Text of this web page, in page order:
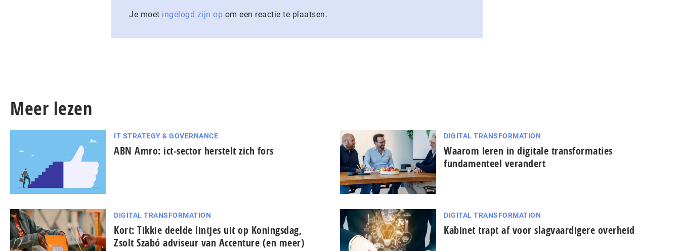
Je moet ingelogd zijn op om een reactie te plaatsen.
Meer lezen
IT STRATEGY & GOVERNANCE
ABN Amro: ict-sector herstelt zich fors
DIGITAL TRANSFORMATION
Waarom leren in digitale transformaties
fundamenteel verandert
DIGITAL TRANSFORMATION
Kort: Tikkie deelde lintjes uit op Koningsdag,
Zsolt Szabó adviseur van Accenture (en meer)
DIGITAL TRANSFORMATION
Kabinet trapt af voor slagvaardigere overheid